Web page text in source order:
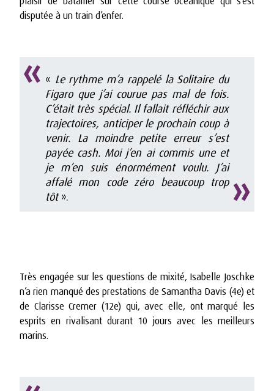
disputée à un train d’enfer.
« Le rythme m’a rappelé la Solitaire du
Figaro que j’ai courue pas mal de fois.
C’était très spécial. Il fallait réfléchir aux
trajectoires, anticiper le prochain coup à
venir. La moindre petite erreur s’est
payée cash. Moi j’en ai commis une et
je m’en suis énormément voulu. J’ai
affalé mon code zéro beaucoup trop
tôt».
Très engagée sur les questions de mixité, Isabelle Joschke
n’a rien manqué des prestations de Samantha Davis (4e) et
de Clarisse Cremer (12e) qui, avec elle, ont marqué les
esprits en rivalisant durant 10 jours avec les meilleurs
marins.